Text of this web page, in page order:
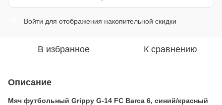
Войти для отображения накопительной скидки
В избранное К сравнению
Описание
Мяч футбольный Grippy G-14 FC Barcа 6, синий/красный